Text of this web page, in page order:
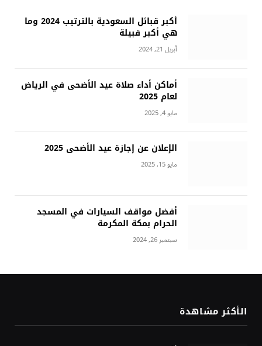
أكبر قبائل السعودية بالترتيب 2024 وما
هي أكبر قبيلة
أبريل 21, 2024
أماكن أداء صلاة عيد الأضحى في الرياض
لعام 2025
مايو 4, 2025
الإعلان عن إجازة عيد الأضحى 2025
مايو 15, 2025
أفضل مواقف السيارات في المسجد
الحرام بمكة المكرمة
سبتمبر 26, 2024
الأكثر مشاهدة